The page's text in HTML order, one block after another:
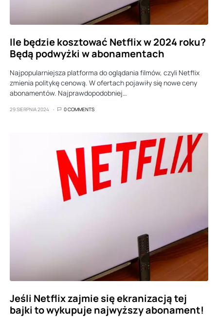
Ile będzie kosztować Netflix w 2024 roku?
Będą podwyżki w abonamentach
Najpopularniejsza platforma do oglądania filmów, czyli Netflix
zmienia politykę cenową. W ofertach pojawiły się nowe ceny
abonamentów. Najprawdopodobniej…
29 SIERPNIA 2024 0 COMMENTS
Jeśli Netflix zajmie się ekranizacją tej
bajki to wykupuje najwyższy abonament!